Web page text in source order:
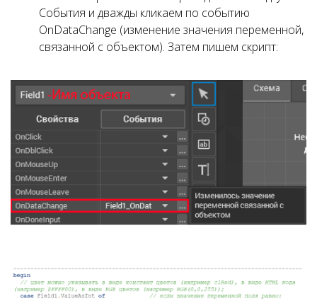
События и дважды кликаем по событию
OnDataChange (изменение значения переменной,
связанной с объектом). Затем пишем скрипт: